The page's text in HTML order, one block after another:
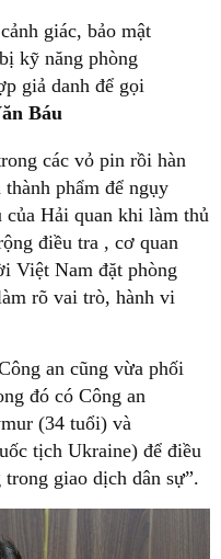
giác, bảo mật
kỹ năng phòng
giả danh để gọi
Báu
các vỏ pin rồi hàn
phẩm để ngụy
của Hải quan khi làm thủ
điều tra , cơ quan
Việt Nam đặt phòng
rõ vai trò, hành vi
an cũng vừa phối
đó có Công an
(34 tuổi) và
tịch Ukraine) để điều
giao dịch dân sự”.